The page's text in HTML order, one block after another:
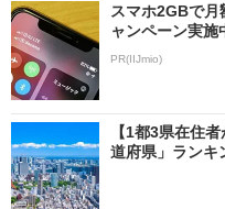
スマホ2GBで
ャンペーン実施
PR(IIJmio)
【1都3県在住
道府県」ラン